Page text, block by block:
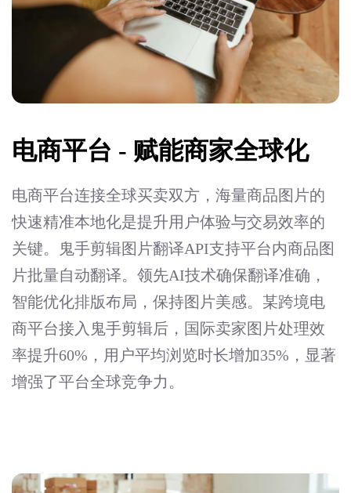
电商平台 - 赋能商家全球化
电商平台连接全球买卖双方，海量商品图片的
快速精准本地化是提升用户体验与交易效率的
关键。鬼手剪辑图片翻译API支持平台内商品图
片批量自动翻译。领先AI技术确保翻译准确，
智能优化排版布局，保持图片美感。某跨境电
商平台接入鬼手剪辑后，国际卖家图片处理效
率提升60%，用户平均浏览时长增加35%，显著
增强了平台全球竞争力。